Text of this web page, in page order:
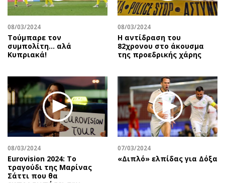
08/03/2024
Τούμπαρε τον
συμπολίτη… αλά
Κυπριακά!
08/03/2024
Η αντίδραση του
82χρονου στο άκουσμα
της προεδρικής χάρης
08/03/2024
Eurovision 2024: Το
τραγούδι της Μαρίνας
Σάττι που θα
07/03/2024
«Διπλό» ελπίδας για Δόξα